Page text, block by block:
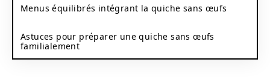
Menus équilibrés intégrant la quiche sans œufs
Astuces pour préparer une quiche sans œufs
familialement